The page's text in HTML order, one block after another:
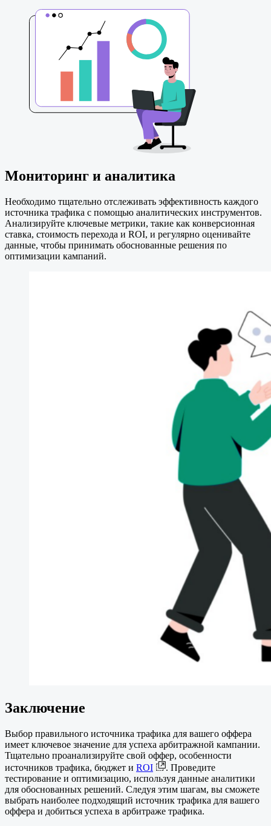
Мониторинг и аналитика
Необходимо тщательно отслеживать эффективность каждого
источника трафика с помощью аналитических инструментов.
Анализируйте ключевые метрики, такие как конверсионная
ставка, стоимость перехода и ROI, и регулярно оценивайте
данные, чтобы принимать обоснованные решения по
оптимизации кампаний.
Заключение
Выбор правильного источника трафика для вашего оффера
имеет ключевое значение для успеха арбитражной кампании.
Тщательно проанализируйте свой оффер, особенности
источников трафика, бюджет и ROI
. Проведите
тестирование и оптимизацию, используя данные аналитики
для обоснованных решений. Следуя этим шагам, вы сможете
выбрать наиболее подходящий источник трафика для вашего
оффера и добиться успеха в арбитраже трафика.